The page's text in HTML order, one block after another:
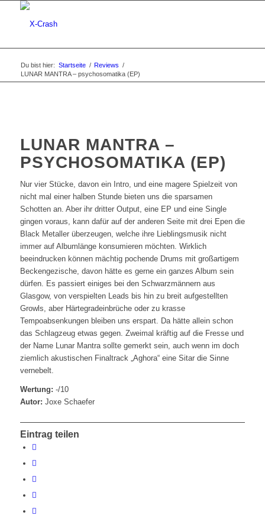
Du bist hier: Startseite / Reviews /
LUNAR MANTRA – psychosomatika (EP)
LUNAR MANTRA –
PSYCHOSOMATIKA (EP)
Nur vier Stücke, davon ein Intro, und eine magere Spielzeit von
nicht mal einer halben Stunde bieten uns die sparsamen
Schotten an. Aber ihr dritter Output, eine EP und eine Single
gingen voraus, kann dafür auf der anderen Seite mit drei Epen die
Black Metaller überzeugen, welche ihre Lieblingsmusik nicht
immer auf Albumlänge konsumieren möchten. Wirklich
beeindrucken können mächtig pochende Drums mit großartigem
Beckengezische, davon hätte es gerne ein ganzes Album sein
dürfen. Es passiert einiges bei den Schwarzmännern aus
Glasgow, von verspielten Leads bis hin zu breit aufgestellten
Growls, aber Härtegradeinbrüche oder zu krasse
Tempoabsenkungen bleiben uns erspart. Da hätte allein schon
das Schlagzeug etwas gegen. Zweimal kräftig auf die Fresse und
der Name Lunar Mantra sollte gemerkt sein, auch wenn im doch
ziemlich akustischen Finaltrack „Aghora“ eine Sitar die Sinne
vernebelt.
Wertung: -/10
Autor: Joxe Schaefer
Eintrag teilen